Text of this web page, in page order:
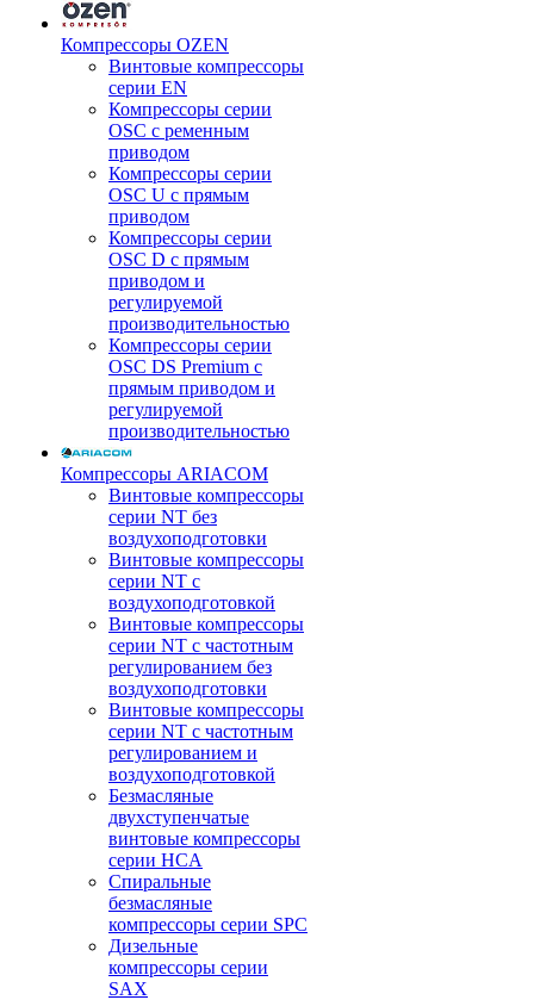
Компрессоры OZEN
Винтовые компрессоры
серии EN
Компрессоры серии
OSC с ременным
приводом
Компрессоры серии
OSC U с прямым
приводом
Компрессоры серии
OSC D с прямым
приводом и
регулируемой
производительностью
Компрессоры серии
OSC DS Premium с
прямым приводом и
регулируемой
производительностью
Компрессоры ARIACOM
Винтовые компрессоры
серии NT без
воздухоподготовки
Винтовые компрессоры
серии NT c
воздухоподготовкой
Винтовые компрессоры
серии NT с частотным
регулированием без
воздухоподготовки
Винтовые компрессоры
серии NT с частотным
регулированием и
воздухоподготовкой
Безмасляные
двухступенчатые
винтовые компрессоры
серии HCA
Спиральные
безмасляные
компрессоры серии SPC
Дизельные
компрессоры серии
SAX